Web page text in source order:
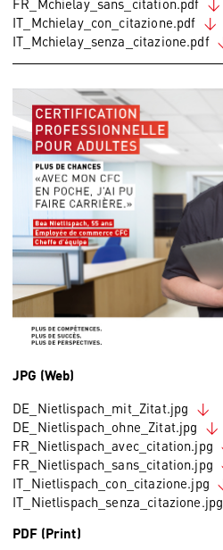
FR_Mchielay_sans_citation.pdf
IT_Mchielay_con_citazione.pdf
IT_Mchielay_senza_citazione.pdf
JPG (Web)
DE_Nietlispach_mit_Zitat.jpg
DE_Nietlispach_ohne_Zitat.jpg
FR_Nietlispach_avec_citation.jpg
FR_Nietlispach_sans_citation.jpg
IT_Nietlispach_con_citazione.jpg
IT_Nietlispach_senza_citazione.jpg
PDF (Print)